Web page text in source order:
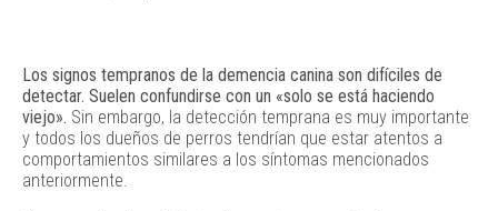
Los signos tempranos de la demencia canina son difíciles de
detectar. Suelen confundirse con un «solo se está haciendo
viejo». Sin embargo, la detección temprana es muy importante
y todos los dueños de perros tendrían que estar atentos a
comportamientos similares a los síntomas mencionados
anteriormente.